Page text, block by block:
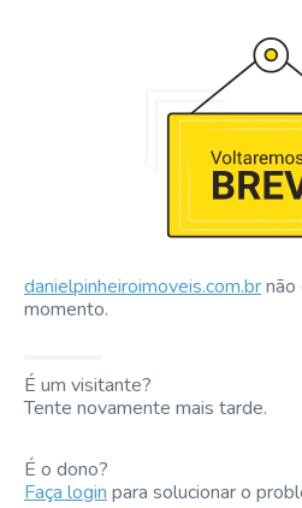
danielpinheiroimoveis.com.brnão
momento.
É um visitante?
Tente novamente mais tarde.
É o dono?
Faça loginpara solucionar o